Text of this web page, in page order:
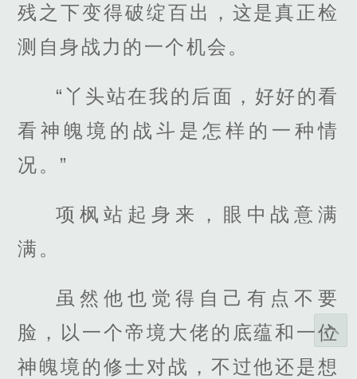
残之下变得破绽百出，这是真正检
测自身战力的一个机会。
“丫头站在我的后面，好好的看
看神魄境的战斗是怎样的一种情
况。”
项枫站起身来，眼中战意满
满。
虽然他也觉得自己有点不要
脸，以一个帝境大佬的底蕴和一位
神魄境的修士对战，不过他还是想